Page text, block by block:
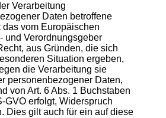
Verarbeitung
Daten betroffene
das vom Europäischen
und Verordnungsgeber
aus Gründen, die sich
Situation ergeben,
die Verarbeitung sie
personenbezogener Daten,
von Art. 6 Abs. 1 Buchstaben
GVO erfolgt, Widerspruch
Dies gilt auch für ein auf diese